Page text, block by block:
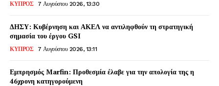
ΚΥΠΡΟΣ 7 Αυγούστου 2026, 13:30
ΔΗΣΥ: Κυβέρνηση και ΑΚΕΛ να αντιληφθούν τη στρατηγική
σημασία του έργου GSI
ΚΥΠΡΟΣ 7 Αυγούστου 2026, 13:11
Εμπρησμός Marfin: Προθεσμία έλαβε για την απολογία της η
46χρονη κατηγορούμενη